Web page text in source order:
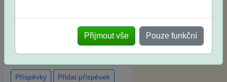
po skutečných přijímacích
zkouškách
Přijmout vše Pouze funkční
Příspěvky Přidat příspěvek